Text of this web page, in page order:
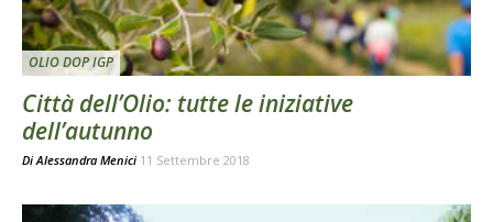
OLIO DOP IGP
Città dell’Olio: tutte le iniziative
dell’autunno
DiAlessandra Menici 11 Settembre 2018